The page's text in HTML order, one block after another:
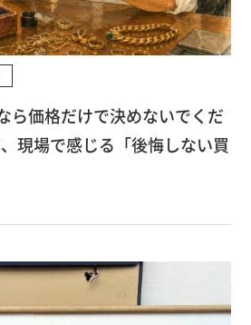
ら価格だけで決めないでくだ
現場で感じる「後悔しない買